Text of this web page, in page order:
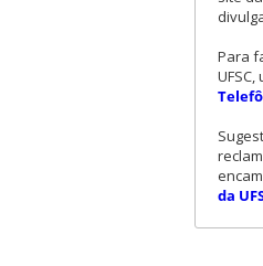
Para
UFSC,
da